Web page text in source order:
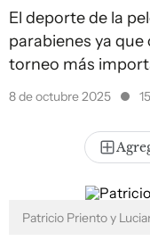
El deporte de la
parabienes ya
torneo más
8 de octubre 2025
Patricio Priento y